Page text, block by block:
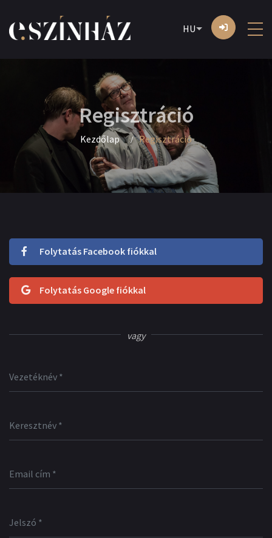
HU
Regisztráció
Kezdőlap Regisztráció
Folytatás Facebook fiókkal
Folytatás Google fiókkal
vagy